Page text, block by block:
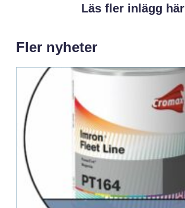
Läs fler inlägg här
Fler nyheter